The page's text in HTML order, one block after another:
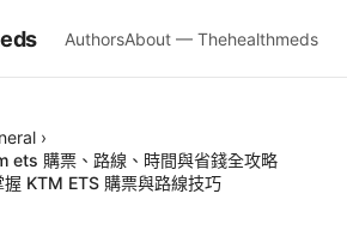
AuthorsAbout — Thehealthmeds
›
ets 購票、路線、時間與省錢全攻略
KTM ETS 購票與路線技巧